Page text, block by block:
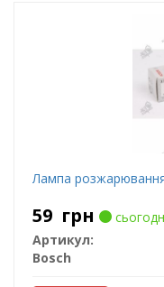
Лампа
59 грн
Артикул:
Bosch